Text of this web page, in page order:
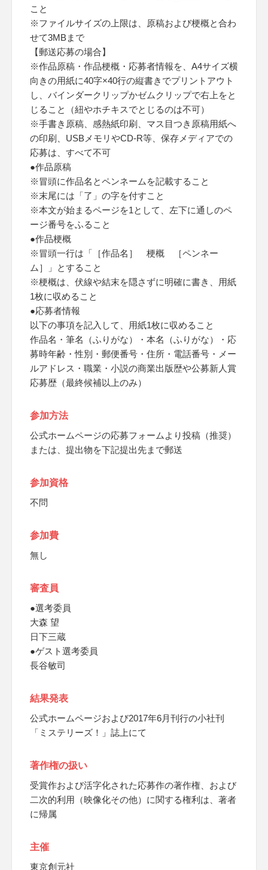
こと
※ファイルサイズの上限は、原稿および梗概と合わ
せて3MBまで
【郵送応募の場合】
※作品原稿・作品梗概・応募者情報を、A4サイズ横
向きの用紙に40字×40行の縦書きでプリントアウト
し、バインダークリップかゼムクリップで右上をと
じること（紐やホチキスでとじるのは不可）
※手書き原稿、感熱紙印刷、マス目つき原稿用紙へ
の印刷、USBメモリやCD-R等、保存メディアでの
応募は、すべて不可
●作品原稿
※冒頭に作品名とペンネームを記載すること
※末尾には「了」の字を付すこと
※本文が始まるページを1として、左下に通しのペ
ージ番号をふること
●作品梗概
※冒頭一行は「［作品名］ 梗概 ［ペンネー
ム］」とすること
※梗概は、伏線や結末を隠さずに明確に書き、用紙
1枚に収めること
●応募者情報
以下の事項を記入して、用紙1枚に収めること
作品名・筆名（ふりがな）・本名（ふりがな）・応
募時年齢・性別・郵便番号・住所・電話番号・メー
ルアドレス・職業・小説の商業出版歴や公募新人賞
応募歴（最終候補以上のみ）
参加方法
公式ホームページの応募フォームより投稿（推奨）
または、提出物を下記提出先まで郵送
参加資格
不問
参加費
無し
審査員
●選考委員
大森 望
日下三蔵
●ゲスト選考委員
長谷敏司
結果発表
公式ホームページおよび2017年6月刊行の小社刊
「ミステリーズ！」誌上にて
著作権の扱い
受賞作および活字化された応募作の著作権、および
二次的利用（映像化その他）に関する権利は、著者
に帰属
主催
東京創元社